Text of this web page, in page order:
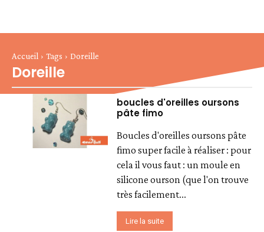
Accueil Tags Doreille
Doreille
boucles d'oreilles oursons
pâte fimo
Boucles d'oreilles oursons pâte
fimo super facile à réaliser : pour
cela il vous faut : un moule en
silicone ourson (que l'on trouve
très facilement...
Lire la suite